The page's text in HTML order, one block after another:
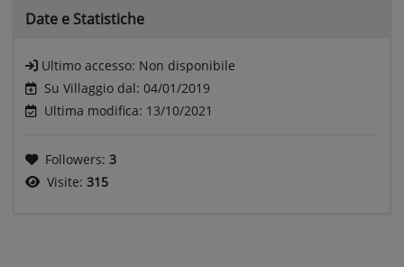
Date e Statistiche
Ultimo accesso: Non disponibile
Su Villaggio dal: 04/01/2019
Ultima modifica: 13/10/2021
Followers: 3
Visite: 315